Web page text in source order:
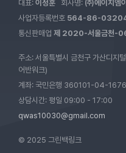
대표: 이정훈 회사명: ㈜에이치엠
사업자등록번호 564-86-
통신판매업 제 2020-서울금천-
주소: 서울특별시 금천구 가산디
어반워크)
계좌: 국민은행 360101-04-
상담시간: 평일 09:00 - 17:00
qwas10030@gmail.com
© 2025 그린백링크